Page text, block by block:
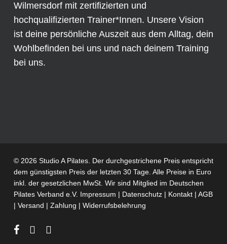
Wilmersdorf mit zertifizierten und
hochqualifizierten Trainer*Innen. Unsere Vision
ist deine persönliche Auszeit aus dem Alltag, dein
Wohlbefinden bei uns und nach deinem Training
bei uns.
© 2026 Studio A Pilates. Der durchgestrichene Preis entspricht
dem günstigsten Preis der letzten 30 Tage. Alle Preise in Euro
inkl. der gesetzlichen MwSt. Wir sind Mitglied im Deutschen
Pilates Verband e.V. Impressum | Datenschutz| Kontakt| AGB
| Versand | Zahlung | Widerrufsbelehrung
facebookphoneemail